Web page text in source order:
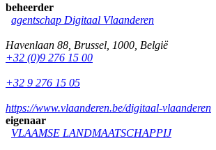
beheerder
agentschap Digitaal Vlaanderen
Havenlaan 88 Brussel 1000 België
+32 (0)9 276 15 00
+32 9 276 15 05
https://www.vlaanderen.be/digitaal-vlaanderen
eigenaar
VLAAMSE LANDMAATSCHAPPIJ